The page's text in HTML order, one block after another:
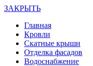
ЗАКРЫТЬ
Главная
Кровли
Скатные крыши
Отделка фасадов
Водоснабжение